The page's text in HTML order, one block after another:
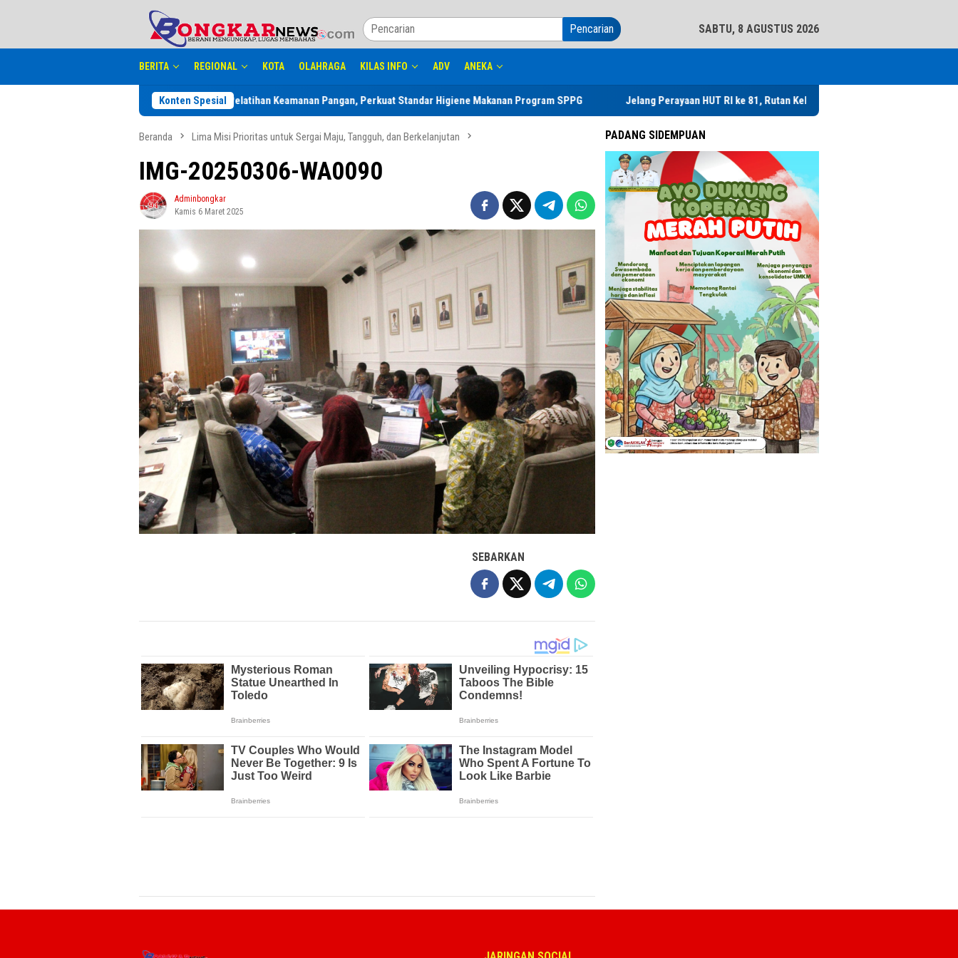
Pencarian SABTU, 8 AGUSTUS 2026
BERITA REGIONAL KOTA OLAHRAGA KILAS INFO ADV ANEKA
Konten Spesial
Dinkes Labuhanbatu Gelar Pelatihan Keamanan Pangan, Perkuat Standar Higiene Makanan Program SPPG Jelang Perayaan HUT RI ke 81, Rutan Kelas IIB Sidikalang Adakan Kegiatan
Beranda Lima Misi Prioritas untuk Sergai Maju, Tangguh, dan Berkelanjutan
IMG-20250306-WA0090
Adminbongkar
Kamis 6 Maret 2025
SEBARKAN
PADANG SIDEMPUAN